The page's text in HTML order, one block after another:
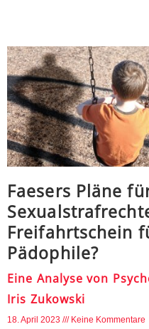
Faesers Pläne
Freifahrtschein
Pädophile?
Eine Analyse von
Iris Zukowski
18. April 2023 Keine Kommentare